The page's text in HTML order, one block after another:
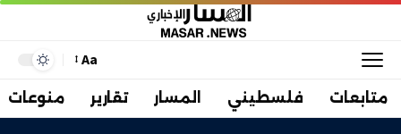
Aa
متابعات فلسطيني المسار تقارير منوعات